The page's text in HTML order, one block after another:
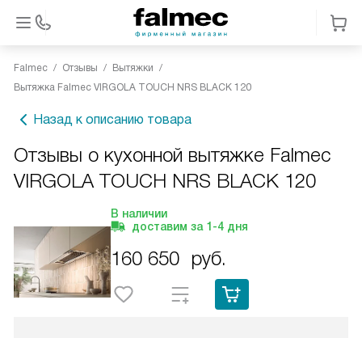
Falmec Отзывы
Вытяжки
Вытяжка Falmec VIRGOLA TOUCH NRS BLACK 120
Назад к описанию товара
Отзывы о кухонной вытяжке Falmec
VIRGOLA TOUCH NRS BLACK 120
В наличии
доставим за 1-4 дня
160 650 руб.